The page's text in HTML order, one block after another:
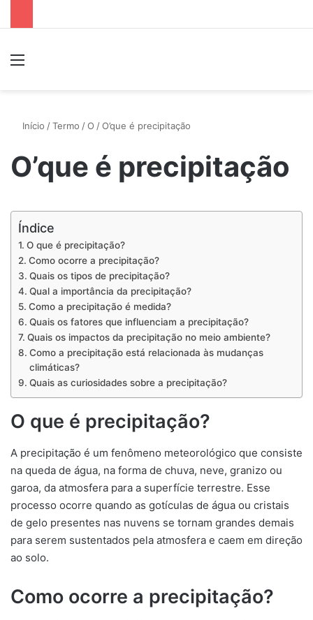
Início /Termo /O /O’que é precipitação
O’que é precipitação
Índice
O que é precipitação?
Como ocorre a precipitação?
Quais os tipos de precipitação?
Qual a importância da precipitação?
Como a precipitação é medida?
Quais os fatores que influenciam a precipitação?
Quais os impactos da precipitação no meio ambiente?
Como a precipitação está relacionada às mudanças
climáticas?
Quais as curiosidades sobre a precipitação?
O que é precipitação?
A precipitação é um fenômeno meteorológico que consiste
na queda de água, na forma de chuva, neve, granizo ou
garoa, da atmosfera para a superfície terrestre. Esse
processo ocorre quando as gotículas de água ou cristais
de gelo presentes nas nuvens se tornam grandes demais
para serem sustentados pela atmosfera e caem em direção
ao solo.
Como ocorre a precipitação?